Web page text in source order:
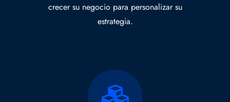
crecer su negocio para personalizar su
estrategia.